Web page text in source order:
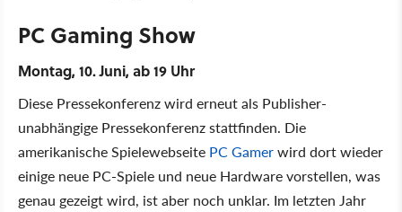
PC Gaming Show
Montag, 10. Juni, ab 19 Uhr
Diese Pressekonferenz wird erneut als Publisher-
unabhängige Pressekonferenz stattfinden. Die
amerikanische Spielewebseite PC Gamerwird dort wieder
einige neue PC-Spiele und neue Hardware vorstellen, was
genau gezeigt wird, ist aber noch unklar. Im letzten Jahr